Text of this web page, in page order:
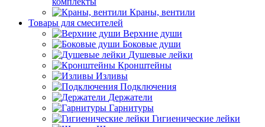
Краны, вентили
Товары для смесителей
Верхние души
Боковые души
Душевые лейки
Кронштейны
Изливы
Подключения
Держатели
Гарнитуры
Гигиенические лейки